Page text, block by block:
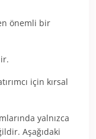
önemli bir
için kırsal
yalnızca
Aşağıdaki